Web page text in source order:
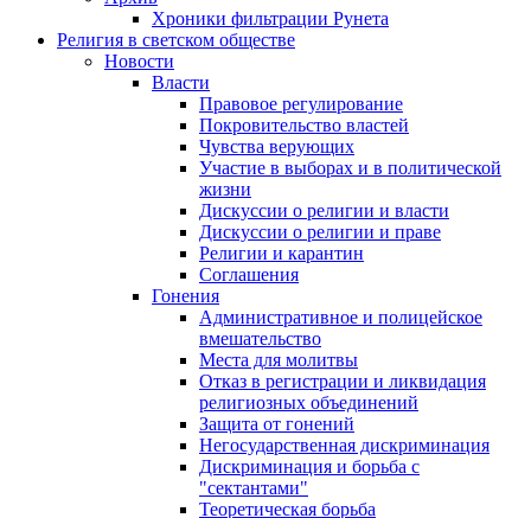
Хроники фильтрации Рунета
Религия в светском обществе
Новости
Власти
Правовое регулирование
Покровительство властей
Чувства верующих
Участие в выборах и в политической
жизни
Дискуссии о религии и власти
Дискуссии о религии и праве
Религии и карантин
Соглашения
Гонения
Административное и полицейское
вмешательство
Места для молитвы
Отказ в регистрации и ликвидация
религиозных объединений
Защита от гонений
Негосударственная дискриминация
Дискриминация и борьба с
"сектантами"
Теоретическая борьба